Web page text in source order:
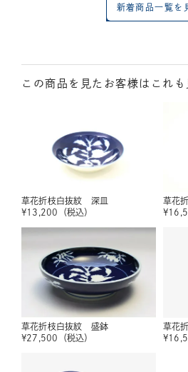
新着商品一覧を
この商品を見たお客様はこれも
草花折枝白抜紋 深皿
¥13,200 （税込）
草花
¥
草花折枝白抜紋 盛鉢
¥27,500 （税込）
草花
¥